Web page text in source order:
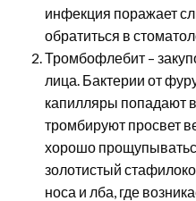
инфекция поражает
обратиться в
Тромбофлебит –
лица. Бактерии от
капилляры попадают
тромбируют просвет
хорошо
золотистый
носа и лба, где